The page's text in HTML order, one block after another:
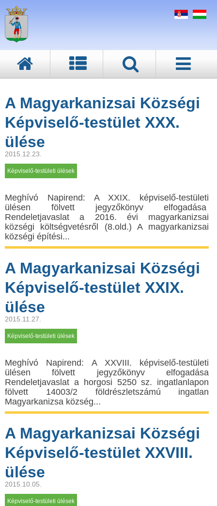
A Magyarkanizsai Községi
Képviselő-testület XXX.
ülése
2015.12.23.
Képviselő-testületi ülések
Meghívó Napirend: A XXIX. képviselő-testületi
ülésen fölvett jegyzőkönyv elfogadása
Rendeletjavaslat a 2016. évi magyarkanizsai
községi költségvetésről (8.old.) A magyarkanizsai
községi építési...
A Magyarkanizsai Községi
Képviselő-testület XXIX.
ülése
2015.11.27.
Képviselő-testületi ülések
Meghívó Napirend: A XXVIII. képviselő-testületi
ülésen fölvett jegyzőkönyv elfogadása
Rendeletjavaslat a horgosi 5250 sz. ingatlanlapon
fölvett 14003/2 földrészletszámú ingatlan
Magyarkanizsa község...
A Magyarkanizsai Községi
Képviselő-testület XXVIII.
ülése
2015.10.05.
Képviselő-testületi ülések